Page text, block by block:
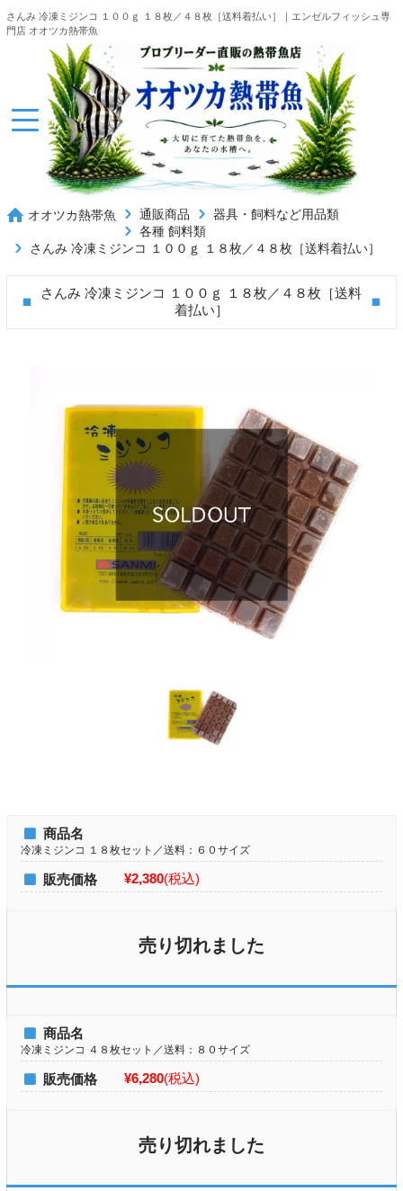
さんみ 冷凍ミジンコ １００ｇ １８枚／４８枚［送料着払い］｜エンゼルフィッシュ専
門店 オオツカ熱帯魚
オオツカ熱帯魚 通販商品
器具・飼料など用品類
各種 飼料類
さんみ 冷凍ミジンコ １００ｇ １８枚／４８枚［送料着払い］
さんみ 冷凍ミジンコ １００ｇ １８枚／４８枚［送料
着払い］
商品名
冷凍ミジンコ １８枚セット／送料：６０サイズ
販売価格 ¥2,380(税込)
売り切れました
商品名
冷凍ミジンコ ４８枚セット／送料：８０サイズ
販売価格 ¥6,280(税込)
売り切れました